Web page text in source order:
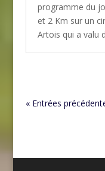
programme du
et 2 Km sur un
Artois qui a valu
« Entrées